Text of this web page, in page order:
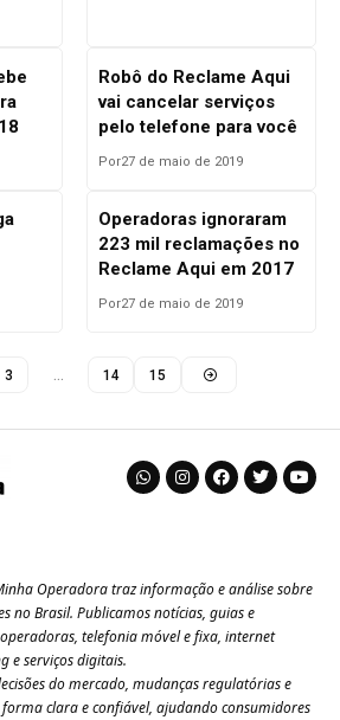
Robô do Reclame Aqui
vai cancelar serviços
pelo telefone para você
Por27 de maio de 2019
Operadoras ignoraram
223 mil reclamações no
Reclame Aqui em 2017
Por27 de maio de 2019
3 14 15
Operadora traz informação e análise sobre
no Brasil. Publicamos notícias, guias e
telefonia móvel e fixa, internet
e serviços digitais.
do mercado, mudanças regulatórias e
clara e confiável, ajudando consumidores